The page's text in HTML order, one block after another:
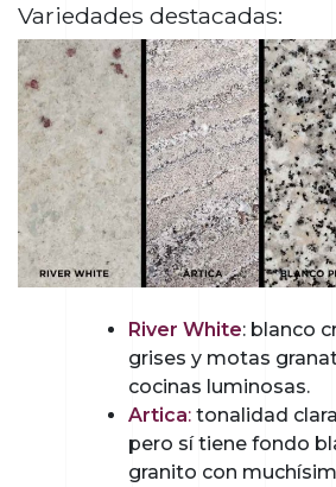
Variedades destacadas:
River White: blanco
grises y motas
cocinas luminosas.
Artica: tonalidad
pero sí tiene fondo
granito con